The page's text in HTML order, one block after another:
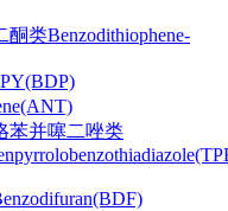
类Benzodithiophene-
苯并噻二唑类